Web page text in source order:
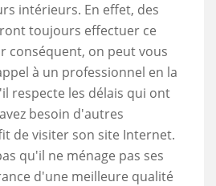
intérieurs. En effet, des
toujours effectuer ce
conséquent, on peut vous
à un professionnel en la
respecte les délais qui ont
besoin d'autres
de visiter son site Internet.
qu'il ne ménage pas ses
d'une meilleure qualité